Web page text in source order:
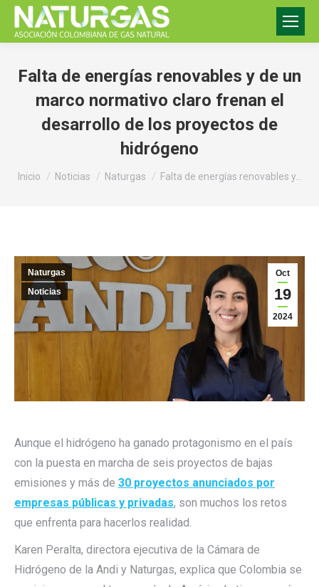
Falta de energías renovables y de un
marco normativo claro frenan el
desarrollo de los proyectos de
hidrógeno
Estás aquí:
Inicio Noticias Naturgas Falta de energías renovables y…
Oct
19
2024
Naturgas
Noticias
Aunque el hidrógeno ha ganado protagonismo en el país
con la puesta en marcha de seis proyectos de bajas
emisiones y más de 30 proyectos anunciados por
empresas públicas y privadas, son muchos los retos
que enfrenta para hacerlos realidad.
Karen Peralta, directora ejecutiva de la Cámara de
Hidrógeno de la Andi y Naturgas, explica que Colombia se